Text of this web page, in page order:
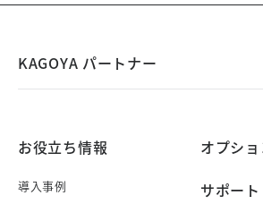
KAGOYA パートナー
お役立ち情報
導入事例
オプシ
サポート